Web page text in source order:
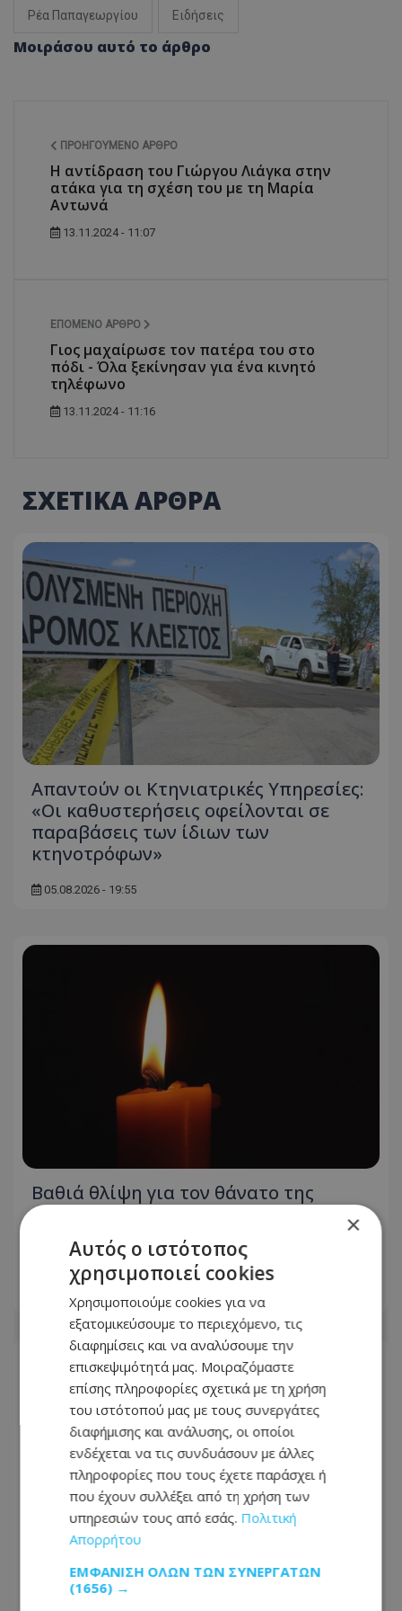
Ρέα Παπαγεωργίου Ειδήσεις
Μοιράσου αυτό το άρθρο
ΠΡΟΗΓΟΎΜΕΝΟ ΆΡΘΡΟ
Η αντίδραση του Γιώργου Λιάγκα στην
ατάκα για τη σχέση του με τη Μαρία
Αντωνά
13.11.2024 - 11:07
ΕΠΌΜΕΝΟ ΆΡΘΡΟ
Γιος μαχαίρωσε τον πατέρα του στο
πόδι - Όλα ξεκίνησαν για ένα κινητό
τηλέφωνο
13.11.2024 - 11:16
ΣΧΕΤΙΚΑ ΑΡΘΡΑ
Απαντούν οι Κτηνιατρικές Υπηρεσίες:
«Οι καθυστερήσεις οφείλονται σε
παραβάσεις των ίδιων των
κτηνοτρόφων»
05.08.2026 - 19:55
Βαθιά θλίψη για τον θάνατο της
Μαρίας Ευαγγέλου Θεοφίλου - Η
παράκληση της οικογένειας -
Φωτογραφία
Ζητούν παρέμβαση Χριστοδουλίδη οι
×
Αυτός ο ιστότοπος
χρησιμοποιεί cookies
Χρησιμοποιούμε cookies για να
εξατομικεύσουμε το περιεχόμενο, τις
διαφημίσεις και να αναλύσουμε την
επισκεψιμότητά μας. Μοιραζόμαστε
επίσης πληροφορίες σχετικά με τη χρήση
του ιστότοπού μας με τους συνεργάτες
διαφήμισης και ανάλυσης, οι οποίοι
ενδέχεται να τις συνδυάσουν με άλλες
πληροφορίες που τους έχετε παράσχει ή
που έχουν συλλέξει από τη χρήση των
υπηρεσιών τους από εσάς. Πολιτική
Απορρήτου
ΕΜΦΆΝΙΣΗ ΌΛΩΝ ΤΩΝ ΣΥΝΕΡΓΑΤΏΝ
(1656) →